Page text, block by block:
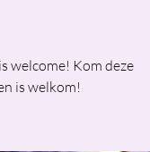
welcome! Kom deze
is welkom!